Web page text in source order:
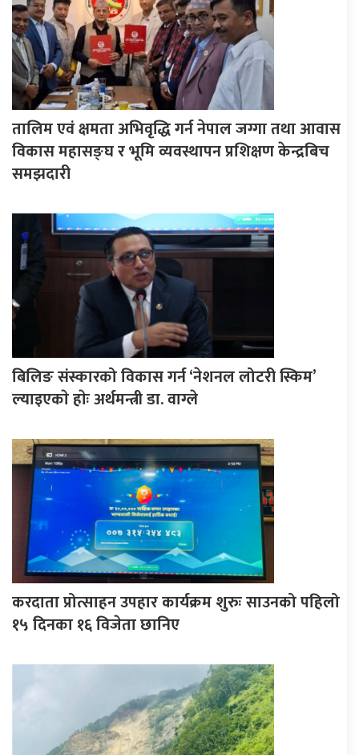
तालिम एवं क्षमता अभिवृद्धि गर्न नेपाल जग्गा तथा आवास
विकास महासङ्घ र भूमि व्यवस्थापन प्रशिक्षण केन्द्रबिच
समझदारी
बिलिङ संस्कारको विकास गर्न ‘नेशनल लोटरी स्किम’
ल्याइएकाे हाेः अर्थमन्त्री डा. वाग्ले
करदाता प्रोत्साहन उपहार कार्यक्रम शुरुः साउनको पहिलो
१५ दिनका १६ विजेता छानिए